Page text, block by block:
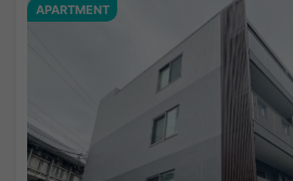
APARTMENT